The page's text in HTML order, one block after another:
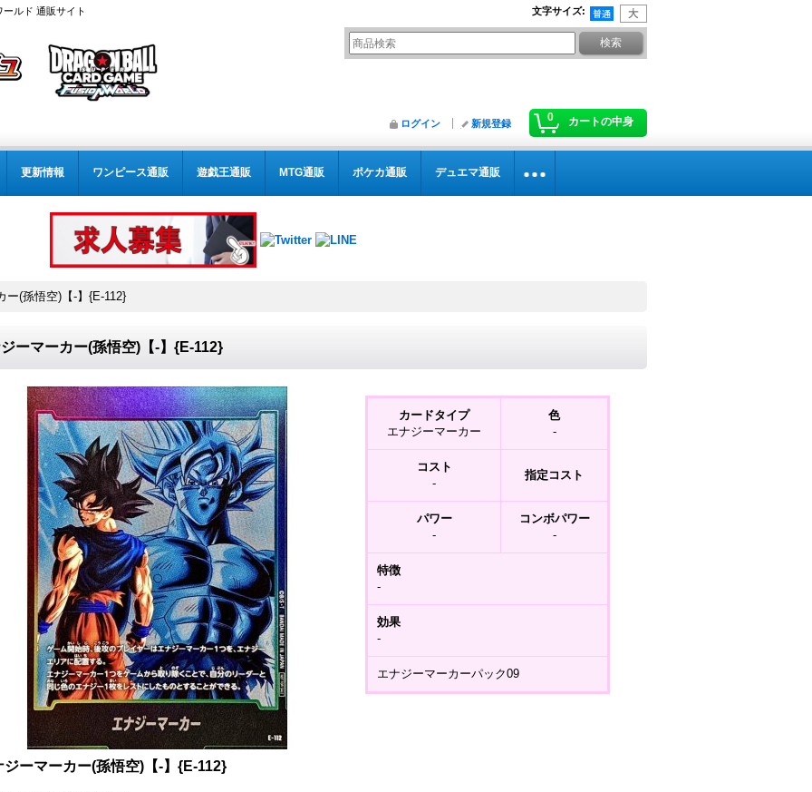
ルド 通販サイト 文字サイズ:
0 カートの中身
ログイン 新規登録
更新情報 ワンピース通販 遊戯王通販 MTG通販 ポケカ通販 デュエマ通販
ー(孫悟空)【-】{E-112}
ーマーカー(孫悟空)【-】{E-112}
カードタイプ
エナジーマーカー
色
-
コスト
-
指定コスト
パワー
-
コンボパワー
-
特徴
-
効果
-
エナジーマーカーパック09
ジーマーカー(孫悟空)【-】{E-112}